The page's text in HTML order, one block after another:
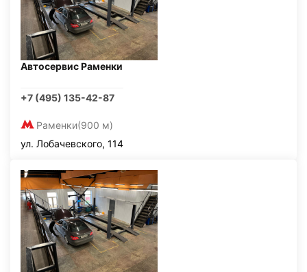
Автосервис Раменки
+7 (495) 135-42-87
Раменки(900 м)
ул. Лобачевского, 114